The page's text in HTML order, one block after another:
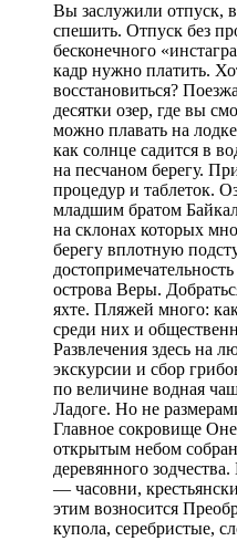
Вы заслужили отпуск,
спешить. Отпуск без
бесконечного
кадр нужно платить.
восстановиться?
десятки озер, где вы
можно плавать на
как солнце садится в
на песчаном берегу.
процедур и таблеток.
младшим братом
на склонах которых
берегу вплотную
острова Веры.
яхте. Пляжей много:
среди них и
Развлечения здесь на
экскурсии и сбор
по величине водная
Ладоге. Но не
Главное сокровище
открытым небом
деревянного
— часовни,
этим возносится
купола, серебристые,